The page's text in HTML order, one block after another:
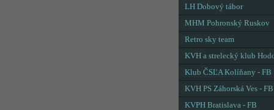
LH Dobový tábor
MHM Pohronský Ruskov
Retro sky team
KVH a strelecký klub
Klub ČSĽA Kolíňany - FB
KVH PS Záhorská Ves - FB
KVPH Bratislava - FB